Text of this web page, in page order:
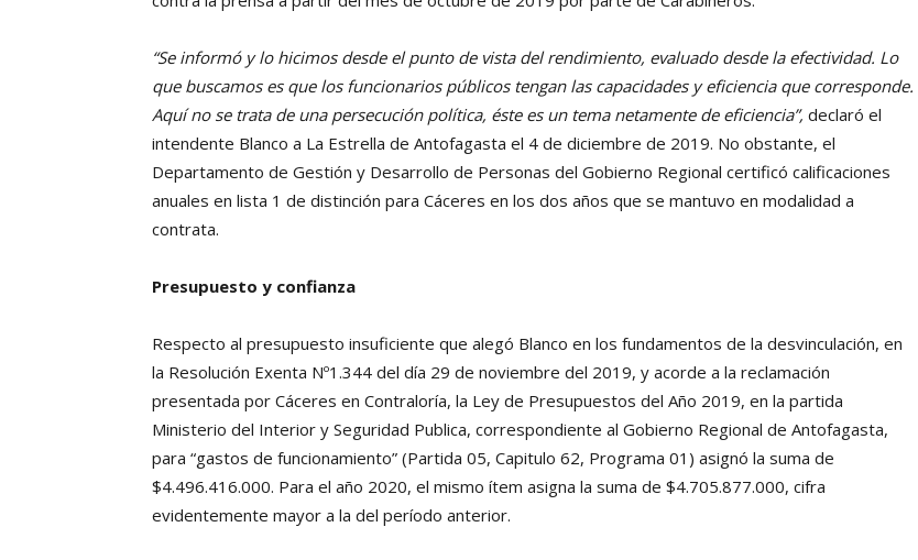
“Se informó y lo hicimos desde el punto de vista del rendimiento, evaluado desde la efectividad. Lo
que buscamos es que los funcionarios públicos tengan las capacidades y eficiencia que corresponde.
Aquí no se trata de una persecución política, éste es un tema netamente de eficiencia”, declaró el
intendente Blanco a La Estrella de Antofagasta el 4 de diciembre de 2019. No obstante, el
Departamento de Gestión y Desarrollo de Personas del Gobierno Regional certificó calificaciones
anuales en lista 1 de distinción para Cáceres en los dos años que se mantuvo en modalidad a
contrata.
Presupuesto y confianza
Respecto al presupuesto insuficiente que alegó Blanco en los fundamentos de la desvinculación, en
la Resolución Exenta Nº1.344 del día 29 de noviembre del 2019, y acorde a la reclamación
presentada por Cáceres en Contraloría, la Ley de Presupuestos del Año 2019, en la partida
Ministerio del Interior y Seguridad Publica, correspondiente al Gobierno Regional de Antofagasta,
para “gastos de funcionamiento” (Partida 05, Capitulo 62, Programa 01) asignó la suma de
$4.496.416.000. Para el año 2020, el mismo ítem asigna la suma de $4.705.877.000, cifra
evidentemente mayor a la del período anterior.